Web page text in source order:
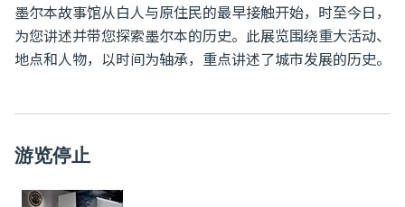
墨尔本故事馆从白人与原住民的最早接触开始，时至今日，
为您讲述并带您探索墨尔本的历史。此展览围绕重大活动、
地点和人物，以时间为轴承，重点讲述了城市发展的历史。
游览停止